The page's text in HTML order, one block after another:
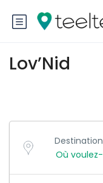
Lov’Nid
Destination